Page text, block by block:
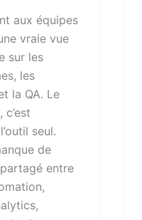
aux équipes
vraie vue
sur les
les
la QA. Le
c’est
seul.
de
entre